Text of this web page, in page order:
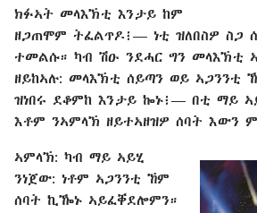
ክፉኣት መላእኽቲ እንታይ ከም
ዘጋጠሞም ትፈልጥዶ፧⁠— ነቲ ዝለበስዎ ስጋ
ተመልሱ። ካብ ሽዑ ንደሓር ግን መላእኽቲ
ዘይከኣሉ: መላእኽቲ ሰይጣን ወይ ኣጋንንቲ
ዝነበሩ ደቆምከ እንታይ ኰኑ፧⁠— በቲ ማይ
እቶም ንኣምላኽ ዘይተኣዘዝዎ ሰባት እውን
ኣምላኽ: ካብ ማይ ኣይሂ
ንነጀው: ነቶም ኣጋንንቲ ኸም
ሰባት ኪዀኑ ኣይፈቐደሎምን።